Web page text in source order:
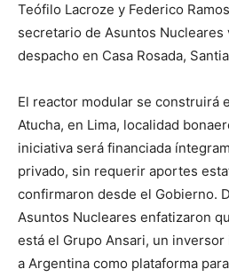
Teófilo Lacroze y Federico
secretario de Asuntos Nucleares
despacho en Casa Rosada,
El reactor modular se construirá
Atucha, en Lima, localidad
iniciativa será financiada
privado, sin requerir aportes
confirmaron desde el Gobierno.
Asuntos Nucleares enfatizaron
está el Grupo Ansari, un
a Argentina como plataforma